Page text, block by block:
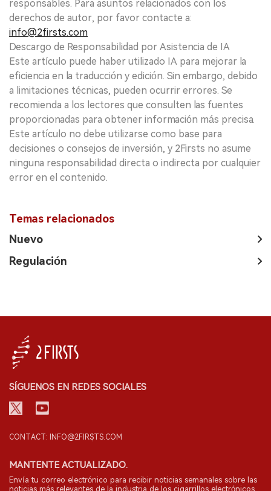
responsables. Para asuntos relacionados con los
derechos de autor, por favor contacte a:
info@2firsts.com
Descargo de Responsabilidad por Asistencia de IA
Este artículo puede haber utilizado IA para mejorar la
eficiencia en la traducción y edición. Sin embargo, debido
a limitaciones técnicas, pueden ocurrir errores. Se
recomienda a los lectores que consulten las fuentes
proporcionadas para obtener información más precisa.
Este artículo no debe utilizarse como base para
decisiones o consejos de inversión, y 2Firsts no asume
ninguna responsabilidad directa o indirecta por cualquier
error en el contenido.
Temas relacionados
Nuevo
Regulación
SÍGUENOS EN REDES SOCIALES
CONTACT: INFO@2FIRSTS.COM
MANTENTE ACTUALIZADO.
Envía tu correo electrónico para recibir noticias semanales sobre las
noticias más relevantes de la industria de los cigarrillos electrónicos.